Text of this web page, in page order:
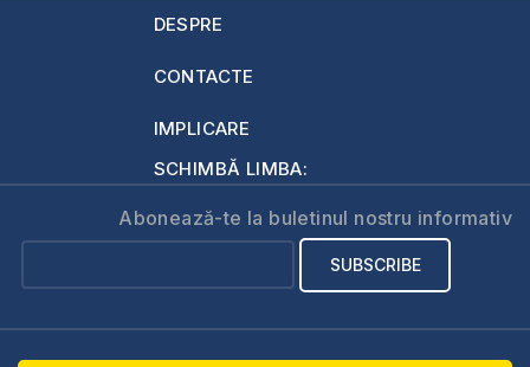
DESPRE
CONTACTE
IMPLICARE
SCHIMBĂ LIMBA:
Abonează-te la buletinul nostru informativ